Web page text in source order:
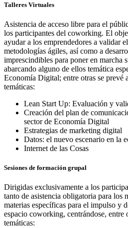
Talleres Virtuales
Asistencia de acceso libre para el
los participantes del coworking. El
ayudar a los emprendedores a validar
metodologías ágiles, así como a
imprescindibles para poner en marcha
abarcando alguno de ellos temática
Economía Digital; entre otras se prevé
temáticas:
Lean Start Up: Evaluación y
Creación del plan de
sector de Economía Digital
Estrategias de marketing digital
Datos: el nuevo escenario en la
Internet de las Cosas
Sesiones de formación grupal
Dirigidas exclusivamente a los
tanto de asistencia obligatoria para los
materias específicas para el impulso y
espacio coworking, centrándose, entre
temáticas: